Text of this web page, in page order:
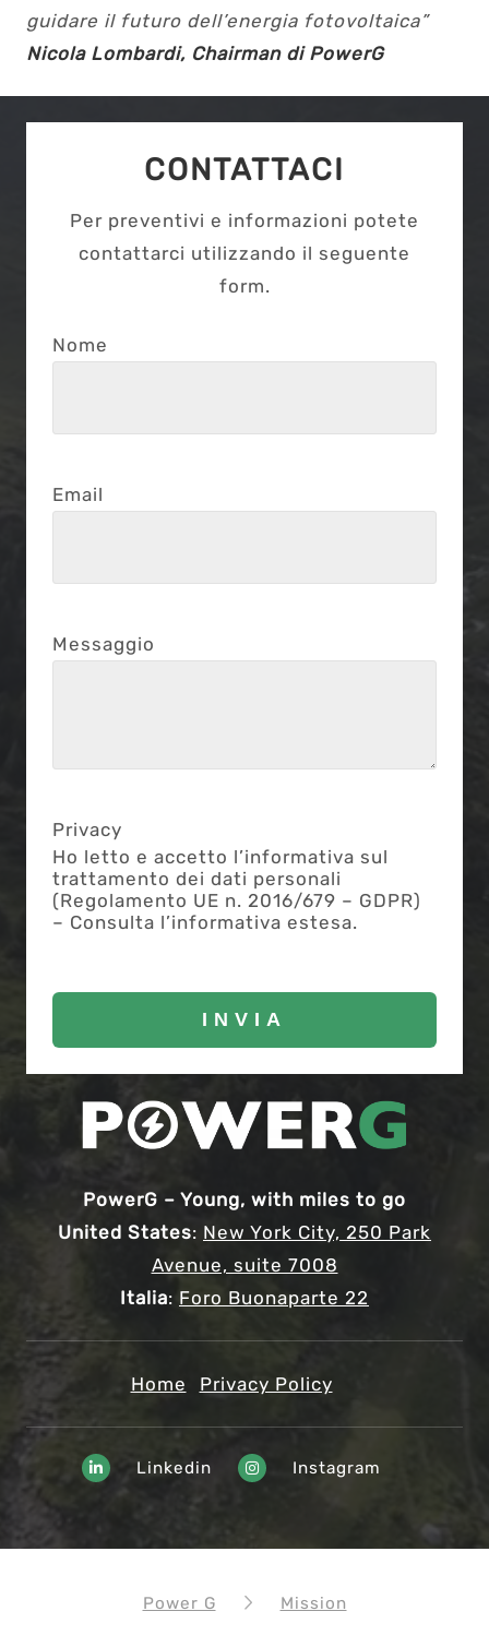
guidare il futuro dell’energia fotovoltaica”
Nicola Lombardi, Chairman di PowerG
CONTATTACI
Per preventivi e informazioni potete
contattarci utilizzando il seguente
form.
Nome
Email
Messaggio
Privacy
Ho letto e accetto l’informativa sul
trattamento dei dati personali
(Regolamento UE n. 2016/679 – GDPR)
– Consulta l’informativa estesa.
PowerG – Young, with miles to go
United States: New York City, 250 Park
Avenue, suite 7008
Italia: Foro Buonaparte 22
Home Privacy Policy
Linkedin Instagram
Power G Mission